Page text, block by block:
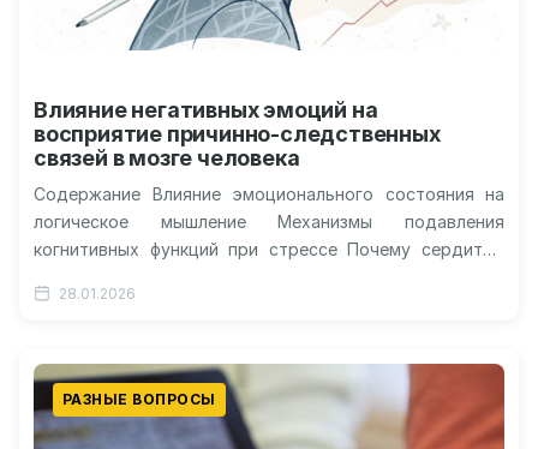
Влияние негативных эмоций на
восприятие причинно-следственных
связей в мозге человека
Содержание Влияние эмоционального состояния на
логическое мышление Механизмы подавления
когнитивных функций при стрессе Почему сердитые
нивелирования негативного влияния на…
28.01.2026
РАЗНЫЕ ВОПРОСЫ